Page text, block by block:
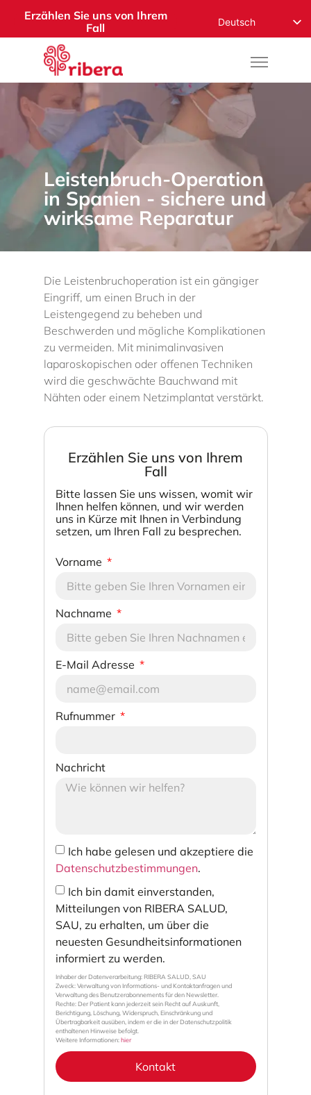
Erzählen Sie uns von Ihrem
Fall
Deutsch
Español
Русский
Français
Română
Nederlands
Norsk
العربية
Leistenbruch-Operation
in Spanien - sichere und
wirksame Reparatur
Die Leistenbruchoperation ist ein gängiger
Eingriff, um einen Bruch in der
Leistengegend zu beheben und
Beschwerden und mögliche Komplikationen
zu vermeiden. Mit minimalinvasiven
laparoskopischen oder offenen Techniken
wird die geschwächte Bauchwand mit
Nähten oder einem Netzimplantat verstärkt.
Erzählen Sie uns von Ihrem
Fall
Bitte lassen Sie uns wissen, womit wir
Ihnen helfen können, und wir werden
uns in Kürze mit Ihnen in Verbindung
setzen, um Ihren Fall zu besprechen.
Vorname
Nachname
E-Mail Adresse
Rufnummer
Nachricht
Ich habe gelesen und akzeptiere die
Datenschutzbestimmungen.
Ich bin damit einverstanden,
Mitteilungen von RIBERA SALUD,
SAU, zu erhalten, um über die
neuesten Gesundheitsinformationen
informiert zu werden.
Inhaber der Datenverarbeitung: RIBERA SALUD, SAU
Zweck: Verwaltung von Informations- und Kontaktanfragen und
Verwaltung des Benutzerabonnements für den Newsletter.
Rechte: Der Patient kann jederzeit sein Recht auf Auskunft,
Berichtigung, Löschung, Widerspruch, Einschränkung und
Übertragbarkeit ausüben, indem er die in der Datenschutzpolitik
enthaltenen Hinweise befolgt.
Weitere Informationen:hier
Kontakt